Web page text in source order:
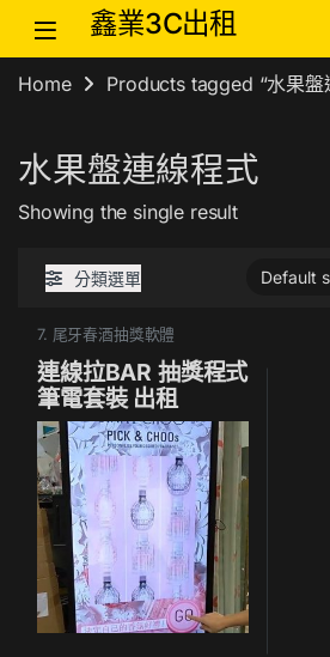
Skip to navigation
Skip to content鑫業3C出租
Home Products tagged “水果盤
水果盤連線程式
Showing the single result
分類選單
7. 尾牙春酒抽獎軟體
連線拉BAR 抽獎程式
筆電套裝 出租